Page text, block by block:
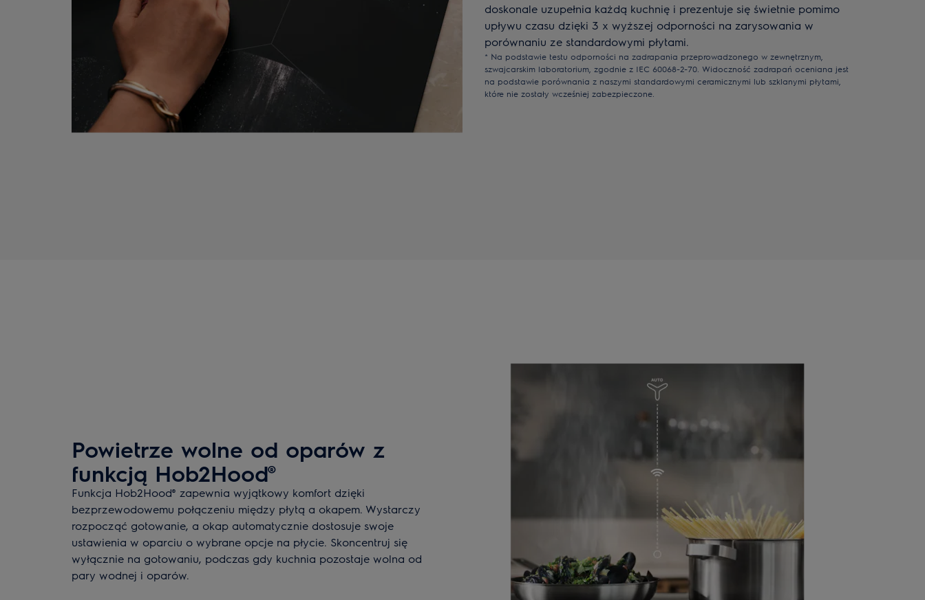
doskonale uzupełnia każdą kuchnię i prezentuje się świetnie pomimo
upływu czasu dzięki 3 x wyższej odporności na zarysowania w
porównaniu ze standardowymi płytami.
* Na podstawie testu odporności na zadrapania przeprowadzonego w zewnętrznym,
szwajcarskim laboratorium, zgodnie z IEC 60068-2-70. Widoczność zadrapań oceniana jest
na podstawie porównania z naszymi standardowymi ceramicznymi lub szklanymi płytami,
które nie zostały wcześniej zabezpieczone.
Powietrze wolne od oparów z
funkcją Hob2Hood®
Funkcja Hob2Hood® zapewnia wyjątkowy komfort dzięki
bezprzewodowemu połączeniu między płytą a okapem. Wystarczy
rozpocząć gotowanie, a okap automatycznie dostosuje swoje
ustawienia w oparciu o wybrane opcje na płycie. Skoncentruj się
wyłącznie na gotowaniu, podczas gdy kuchnia pozostaje wolna od
pary wodnej i oparów.